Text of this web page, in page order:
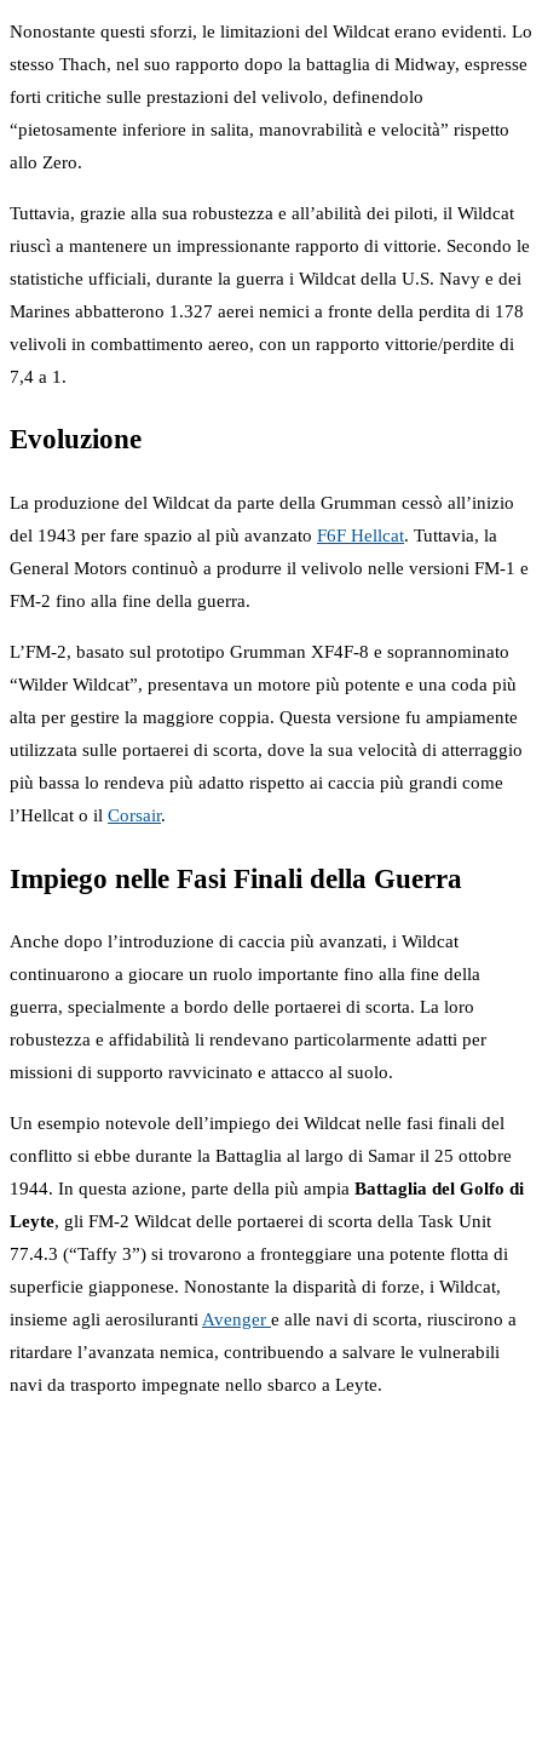
Nonostante questi sforzi, le limitazioni del Wildcat erano evidenti. Lo
stesso Thach, nel suo rapporto dopo la battaglia di Midway, espresse
forti critiche sulle prestazioni del velivolo, definendolo
“pietosamente inferiore in salita, manovrabilità e velocità” rispetto
allo Zero.
Tuttavia, grazie alla sua robustezza e all’abilità dei piloti, il Wildcat
riuscì a mantenere un impressionante rapporto di vittorie. Secondo le
statistiche ufficiali, durante la guerra i Wildcat della U.S. Navy e dei
Marines abbatterono 1.327 aerei nemici a fronte della perdita di 178
velivoli in combattimento aereo, con un rapporto vittorie/perdite di
7,4 a 1.
Evoluzione
La produzione del Wildcat da parte della Grumman cessò all’inizio
del 1943 per fare spazio al più avanzato F6F Hellcat. Tuttavia, la
General Motors continuò a produrre il velivolo nelle versioni FM-1 e
FM-2 fino alla fine della guerra.
L’FM-2, basato sul prototipo Grumman XF4F-8 e soprannominato
“Wilder Wildcat”, presentava un motore più potente e una coda più
alta per gestire la maggiore coppia. Questa versione fu ampiamente
utilizzata sulle portaerei di scorta, dove la sua velocità di atterraggio
più bassa lo rendeva più adatto rispetto ai caccia più grandi come
l’Hellcat o il Corsair.
Impiego nelle Fasi Finali della Guerra
Anche dopo l’introduzione di caccia più avanzati, i Wildcat
continuarono a giocare un ruolo importante fino alla fine della
guerra, specialmente a bordo delle portaerei di scorta. La loro
robustezza e affidabilità li rendevano particolarmente adatti per
missioni di supporto ravvicinato e attacco al suolo.
Un esempio notevole dell’impiego dei Wildcat nelle fasi finali del
conflitto si ebbe durante la Battaglia al largo di Samar il 25 ottobre
1944. In questa azione, parte della più ampia Battaglia del Golfo di
Leyte, gli FM-2 Wildcat delle portaerei di scorta della Task Unit
77.4.3 (“Taffy 3”) si trovarono a fronteggiare una potente flotta di
superficie giapponese. Nonostante la disparità di forze, i Wildcat,
insieme agli aerosilurantiAvenger e alle navi di scorta, riuscirono a
ritardare l’avanzata nemica, contribuendo a salvare le vulnerabili
navi da trasporto impegnate nello sbarco a Leyte.